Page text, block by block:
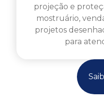
projeção e
mostruário,
projetos
para